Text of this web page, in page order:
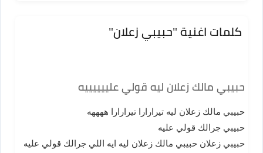
كلمات اغنية "حبيبي زعلان"
حبيبي مالك زعلان ليه قولي علييييييه
حبيبي مالك زعلان ليه تيرارارا تيرارارا ههههه
حبيبي جرالك قولي عليه
حبيبي زعلان حبيبي مالك زعلان ليه ايه اللي جرالك قولي عليه